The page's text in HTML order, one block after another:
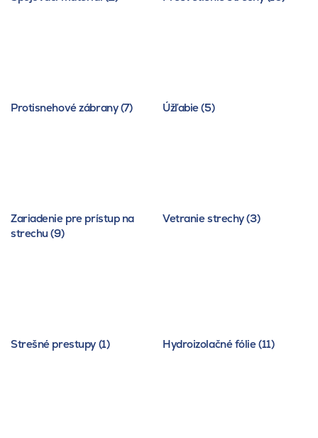
Protisnehové zábrany (7) Úžľabie (5)
Zariadenie pre prístup na
strechu (9)
Vetranie strechy (3)
Strešné prestupy (1) Hydroizolačné fólie (11)